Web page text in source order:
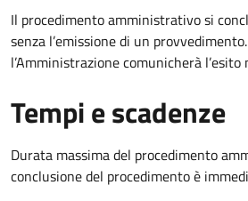
Il procedimento amministrativo si
senza l’emissione di un
l’Amministrazione comunicherà l’esito
Tempi e scadenze
Durata massima del procedimento
conclusione del procedimento è